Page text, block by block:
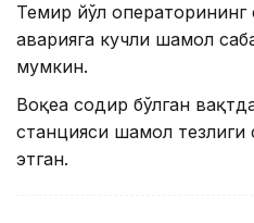
Темир йўл операторининг
аварияга кучли шамол
мумкин.
Воқеа содир бўлган
станцияси шамол тезлиги
этган.